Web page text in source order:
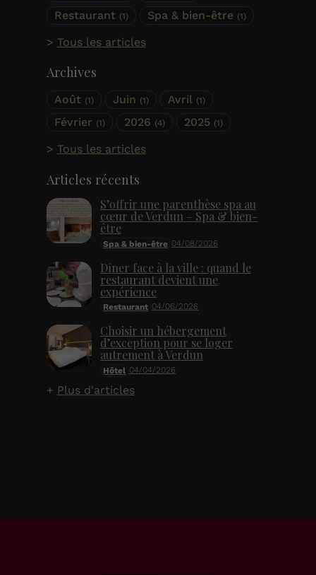
Restaurant (1) Spa & bien-être (1)
Tous les articles
Archives
Août (1) Juin (1) Avril (1)
Février (1) 2026 (4) 2025 (1)
Tous les articles
Articles récents
Spa & bien-être 04/08/2026
S’offrir une parenthèse spa au
cœur de Verdun – Spa & bien-
être
Restaurant 04/06/2026
Dîner face à la ville : quand le
restaurant devient une
expérience
Hôtel 04/04/2026
Choisir un hébergement
d’exception pour se loger
autrement à Verdun
Plus d'articles